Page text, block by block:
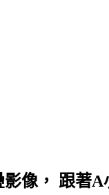
像， 跟著